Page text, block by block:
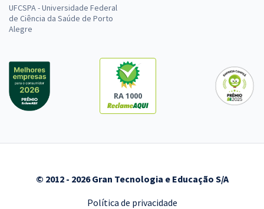
UFCSPA - Universidade Federal
de Ciência da Saúde de Porto
Alegre
RA 1000
© 2012 - 2026 Gran Tecnologia e Educação S/A
Política de privacidade